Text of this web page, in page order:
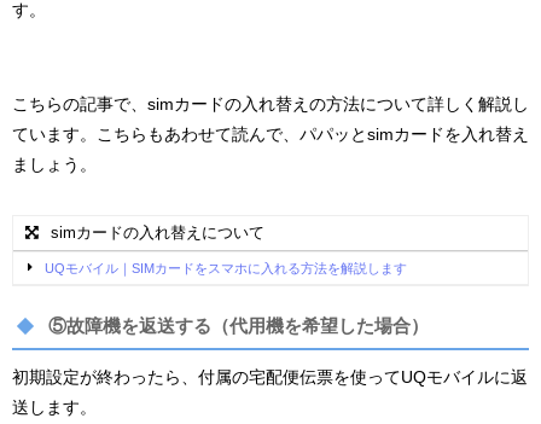
す。
こちらの記事で、simカードの入れ替えの方法について詳しく解説し
ています。こちらもあわせて読んで、パパッとsimカードを入れ替え
ましょう。
simカードの入れ替えについて
UQモバイル｜SIMカードをスマホに入れる方法を解説します
⑤故障機を返送する（代用機を希望した場合）
初期設定が終わったら、付属の宅配便伝票を使ってUQモバイルに返
送します。